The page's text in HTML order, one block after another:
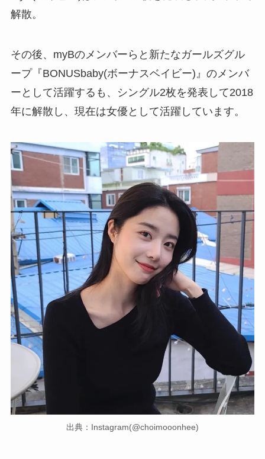
解散。
その後、myBのメンバーらと新たなガールズグル
ープ『BONUSbaby(ボーナスベイビー)』のメンバ
ーとして活躍するも、シングル2枚を発表して2018
年に解散し、現在は女優として活躍しています。
出典：Instagram(@choimooonhee)